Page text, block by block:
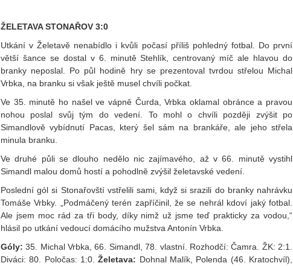
ŽELETAVA STONAŘOV 3:0
Utkání v Želetavě nenabídlo i kvůli počasí příliš pohledný fotbal. Do první
větší šance se dostal v 6. minutě Stehlík, centrovaný míč ale hlavou do
branky neposlal. Po půl hodině hry se prezentoval tvrdou střelou Michal
Vrbka, na branku si však ještě musel chvíli počkat.
Ve 35. minutě ho našel ve vápně Čurda, Vrbka oklamal obránce a pravou
nohou poslal svůj tým do vedení. To mohl o chvíli později zvýšit po
Simandlově vybídnutí Pacas, který šel sám na brankáře, ale jeho střela
minula branku.
Ve druhé půli se dlouho nedělo nic zajímavého, až v 66. minutě vystihl
Simandl malou domů hostí a pohodlně zvýšil želetavské vedení.
Poslední gól si Stonařovští vstřelili sami, když si srazili do branky nahrávku
Tomáše Vrbky. „Podmáčený terén zapříčinil, že se nehrál kdoví jaký fotbal.
Ale jsem moc rád za tři body, díky nimž už jsme teď prakticky za vodou,“
hlásil po utkání vedoucí domácího mužstva Antonín Vrbka.
Góly:35. Michal Vrbka, 66. Simandl, 78. vlastní. Rozhodčí: Čamra. ŽK: 2:1.
Diváci: 80. Poločas: 1:0.Želetava: Dohnal Malík, Polenda (46. Kratochvíl),